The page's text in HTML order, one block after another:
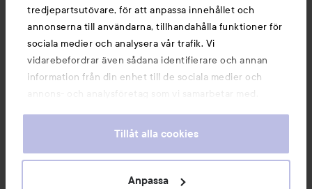
tredjepartsutövare, för att anpassa innehållet och
annonserna till användarna, tillhandahålla funktioner för
sociala medier och analysera vår trafik. Vi
vidarebefordrar även sådana identifierare och annan
information från din enhet till de sociala medier och
annons- och analysföretag som vi samarbetar med.
information som du har tillhandahållit eller som de har
våra cookies vid fortsatt användande av vår webbplats.
För information om hur du kan ändra inställningarna för
Tillåt alla cookies
Anpassa